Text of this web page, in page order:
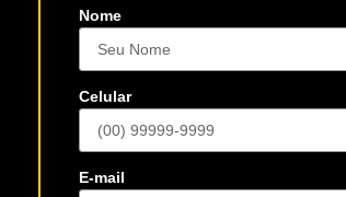
Nome
Celular
E-mail